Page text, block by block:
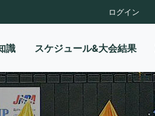
ログイン
識 スケジュール&大会結果